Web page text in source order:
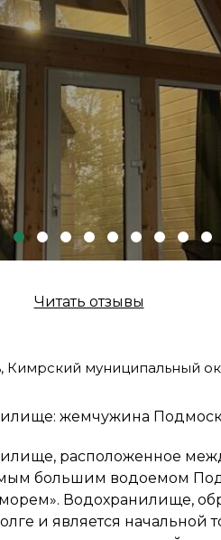
Читать отзывы
Кимрский муниципальный
жемчужина
расположенное
большим водоемом
Водохранилище,
и является начальной